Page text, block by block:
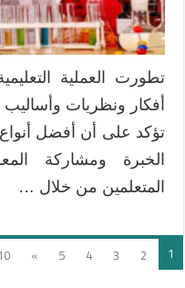
للتحول
إلى
مجتمع
المعرفة
مغلقة
تطورت العملية
أفكار ونظريات وأساليب
تؤكد على أن أفضل
الخبرة ومشاركة
المتعلمين من خلال …
1
2
3
4
5
»